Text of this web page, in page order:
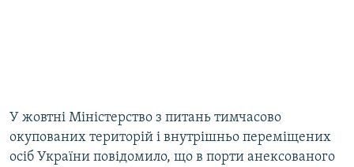
У жовтні Міністерство з питань тимчасово
окупованих територій і внутрішньо переміщених
осіб України повідомило, що в порти анексованого